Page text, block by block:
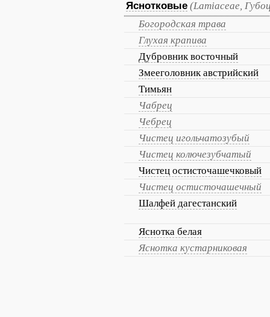
Яснотковые (Lamiaceae,
Богородская трава
Глухая крапива
Дубровник восточный
Змееголовник австрийский
Тимьян
Чабрец
Чебрец
Чистец игольчатозубый
Чистец колючезубчатый
Чистец остисточашечковый
Чистец остисточашечный
Шалфей дагестанский
Яснотка белая
Яснотка кустарниковая